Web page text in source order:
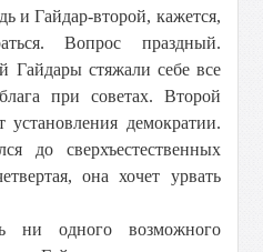
и Гайдар-второй, кажется,
Вопрос праздный.
Гайдары стяжали себе все
при советах. Второй
демократии.
до сверхъестественных
она хочет урвать
ни одного возможного